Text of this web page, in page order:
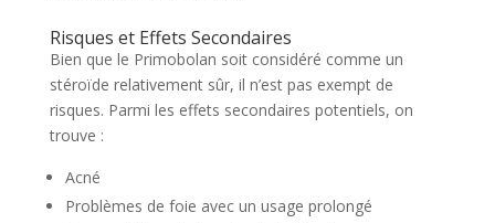
Risques et Effets Secondaires
Bien que le Primobolan soit considéré comme un
stéroïde relativement sûr, il n’est pas exempt de
risques. Parmi les effets secondaires potentiels, on
trouve :
Acné
Problèmes de foie avec un usage prolongé